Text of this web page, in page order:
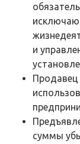
и
Продавец
суммы